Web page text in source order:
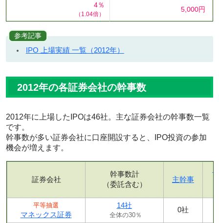
4％
（1.04倍）
5,000円
参考記事
IPO 上場実績 一覧（2012年）
2012年の各証券会社の幹事数
2012年に上場したIPOは46社。主な証券会社の幹事数一覧
です。
幹事数が多い証券会社に口座開設すると、IPO投資の参加
機会が増えます。
証券会社
幹事数計
（委託含む）
主幹事
平等抽選
マネックス証券
14社
全体の30％
0社